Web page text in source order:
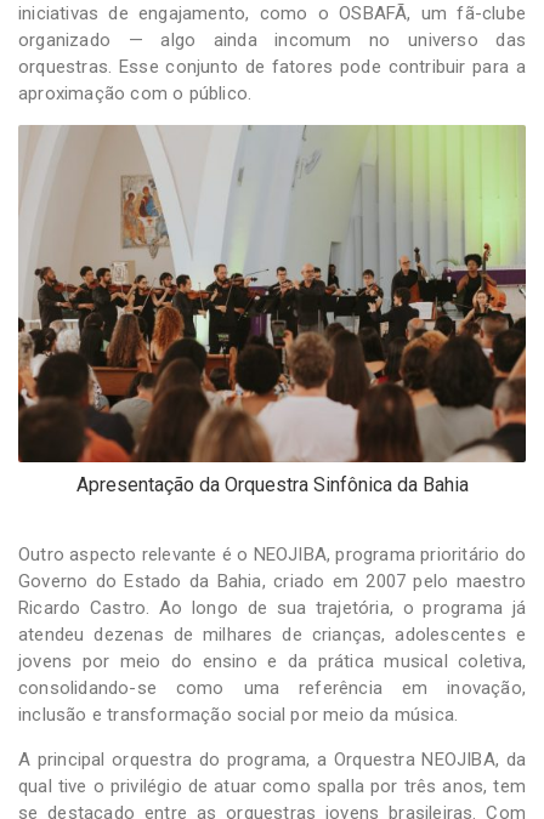
iniciativas de engajamento, como o OSBAFÃ, um fã-clube
organizado — algo ainda incomum no universo das
orquestras. Esse conjunto de fatores pode contribuir para a
aproximação com o público.
Apresentação da Orquestra Sinfônica da Bahia
Outro aspecto relevante é o NEOJIBA, programa prioritário do
Governo do Estado da Bahia, criado em 2007 pelo maestro
Ricardo Castro. Ao longo de sua trajetória, o programa já
atendeu dezenas de milhares de crianças, adolescentes e
jovens por meio do ensino e da prática musical coletiva,
consolidando-se como uma referência em inovação,
inclusão e transformação social por meio da música.
A principal orquestra do programa, a Orquestra NEOJIBA, da
qual tive o privilégio de atuar como spalla por três anos, tem
se destacado entre as orquestras jovens brasileiras. Com